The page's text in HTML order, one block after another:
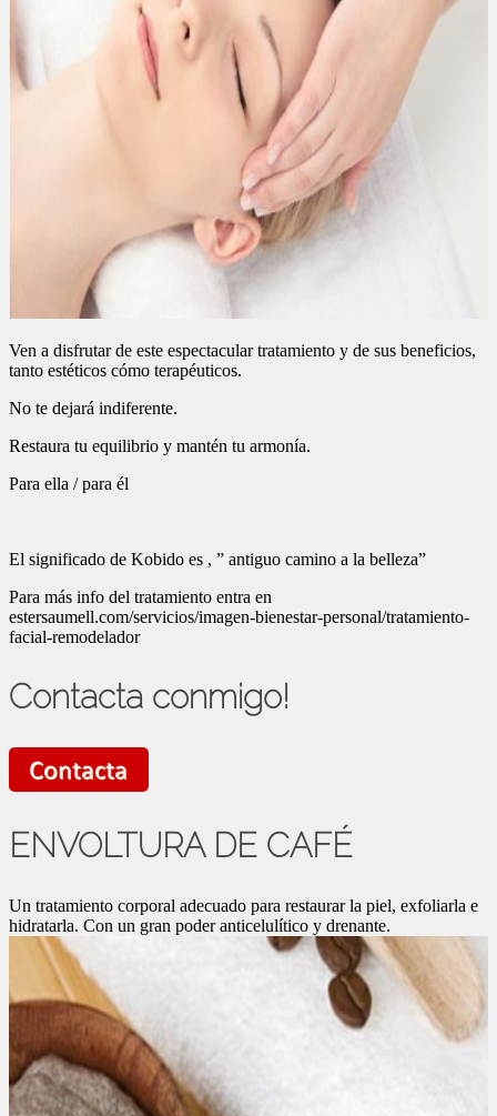
Ven a disfrutar de este espectacular tratamiento y de sus beneficios,
tanto estéticos cómo terapéuticos.
No te dejará indiferente.
Restaura tu equilibrio y mantén tu armonía.
Para ella / para él
El significado de Kobido es , ” antiguo camino a la belleza”
Para más info del tratamiento entra en
estersaumell.com/servicios/imagen-bienestar-personal/tratamiento-
facial-remodelador
Contacta conmigo!
ENVOLTURA DE CAFÉ
Un tratamiento corporal adecuado para restaurar la piel, exfoliarla e
hidratarla. Con un gran poder anticelulítico y drenante.